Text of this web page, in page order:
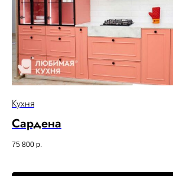
Кухня
Сардена
75 800 р.